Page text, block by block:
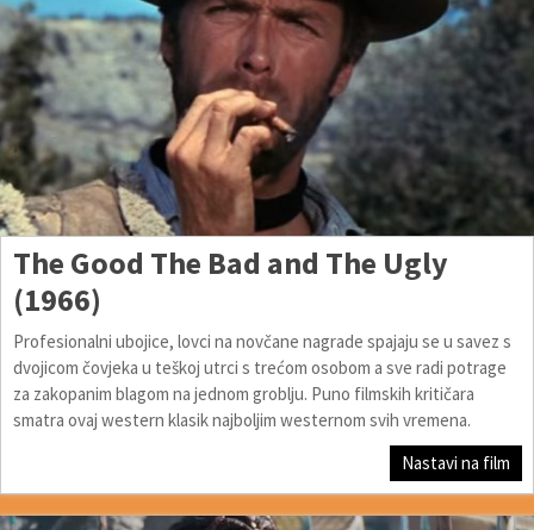
The Good The Bad and The Ugly
(1966)
Profesionalni ubojice, lovci na novčane nagrade spajaju se u savez s
dvojicom čovjeka u teškoj utrci s trećom osobom a sve radi potrage
za zakopanim blagom na jednom groblju. Puno filmskih kritičara
smatra ovaj western klasik najboljim westernom svih vremena.
Nastavi na film